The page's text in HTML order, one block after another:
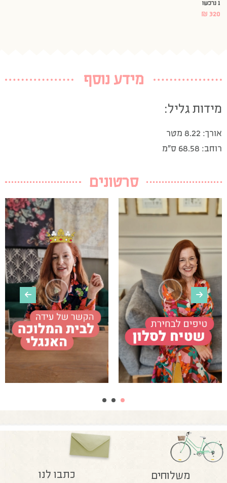
1 נרכשו
₪ 320
מידע נוסף
מידות גליל:
אורך: 8.22 מטר
רוחב: 68.58 ס”מ
סרטונים
משלוחים כתבו לנו